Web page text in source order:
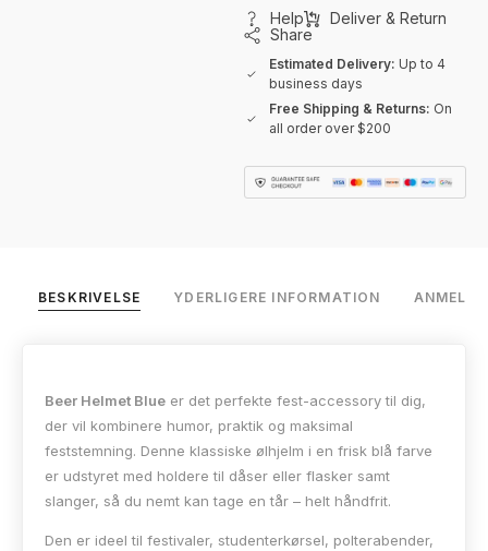
Help
Deliver & Return
Share
Estimated Delivery: Up to 4
business days
Free Shipping & Returns: On
all order over $200
BESKRIVELSE YDERLIGERE INFORMATION
Beer Helmet Blue er det perfekte fest-accessory til dig,
der vil kombinere humor, praktik og maksimal
feststemning. Denne klassiske ølhjelm i en frisk blå farve
er udstyret med holdere til dåser eller flasker samt
slanger, så du nemt kan tage en tår – helt håndfrit.
Den er ideel til festivaler, studenterkørsel, polterabender,